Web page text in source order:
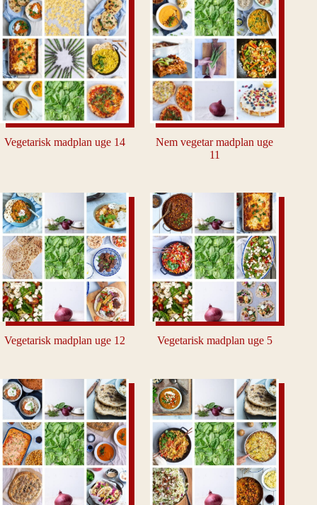
Vegetarisk madplan uge 14
Nem vegetar madplan uge
11
Vegetarisk madplan uge 12 Vegetarisk madplan uge 5